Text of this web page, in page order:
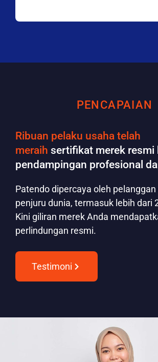
PENCAPAIAN
Ribuan pelaku usaha telah
meraih sertifikat merek resmi
pendampingan profesional
Patendo dipercaya oleh
penjuru dunia, termasuk lebih dari
Kini giliran merek Anda
perlindungan resmi.
Testimoni